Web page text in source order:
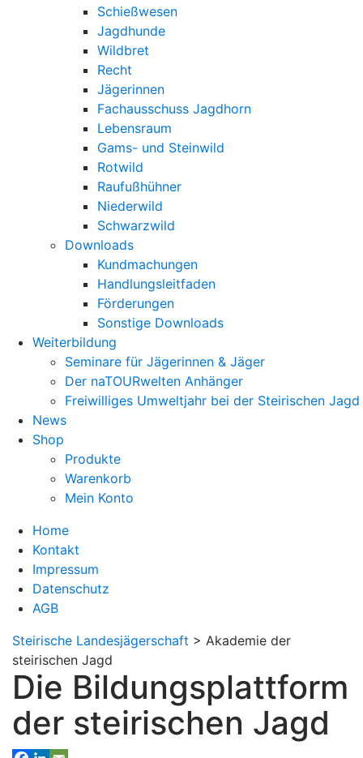
Schießwesen
Jagdhunde
Wildbret
Recht
Jägerinnen
Fachausschuss Jagdhorn
Lebensraum
Gams- und Steinwild
Rotwild
Raufußhühner
Niederwild
Schwarzwild
Downloads
Kundmachungen
Handlungsleitfaden
Förderungen
Sonstige Downloads
Weiterbildung
Seminare für Jägerinnen & Jäger
Der naTOURwelten Anhänger
Freiwilliges Umweltjahr bei der Steirischen Jagd
News
Shop
Produkte
Warenkorb
Mein Konto
Home
Kontakt
Impressum
Datenschutz
AGB
Steirische Landesjägerschaft > Akademie der
steirischen Jagd
Die Bildungsplattform
der steirischen Jagd